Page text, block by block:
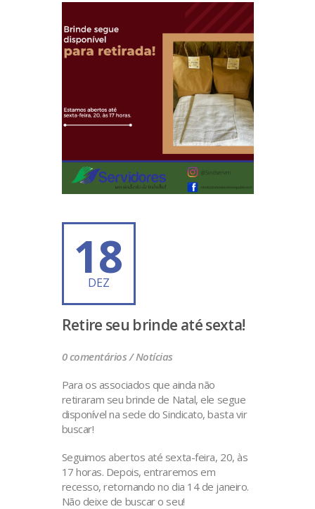
18
DEZ
Retire seu brinde até sexta!
0 comentários /Notícias
Para os associados que ainda não
retiraram seu brinde de Natal, ele segue
disponível na sede do Sindicato, basta vir
buscar!
Seguimos abertos até sexta-feira, 20, às
17 horas. Depois, entraremos em
recesso, retornando no dia 14 de janeiro.
Não deixe de buscar o seu!